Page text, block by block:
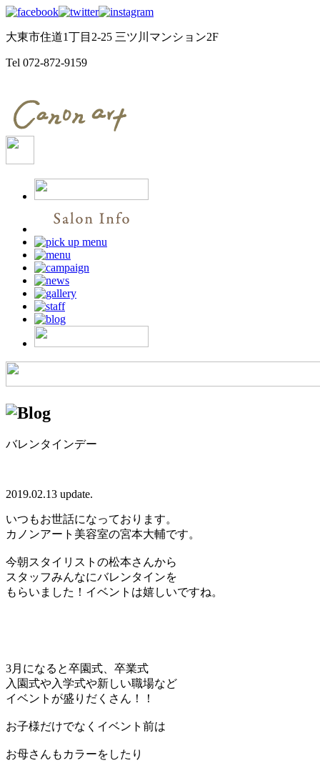
大東市住道1丁目2-25 三ツ川マンション2F
Tel 072-872-9159
バレンタインデー
2019.02.13 update.
いつもお世話になっております。
カノンアート美容室の宮本大輔です。
今朝スタイリストの松本さんから
スタッフみんなにバレンタインを
もらいました！イベントは嬉しいですね。
3月になると卒園式、卒業式
入園式や入学式や新しい職場など
イベントが盛りだくさん！！
お子様だけでなくイベント前は
お母さんもカラーをしたり